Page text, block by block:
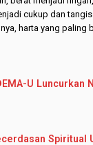
cukup dan tangis
harta yang paling
U Luncurkan
Spiritual